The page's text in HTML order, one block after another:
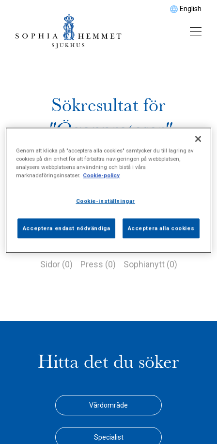
English
Sökresultat för
"Ögonproteser"
Sidor (0) Press (0) Sophianytt (0)
Hitta det du söker
Vårdområde
Specialist
Genom att klicka på "acceptera alla cookies" samtycker du till lagring av
cookies på din enhet för att förbättra navigeringen på webbplatsen,
analysera webbplatsens användning och bistå i våra
marknadsföringsinsatser. Cookie-policy
Cookie-inställningar
Acceptera endast nödvändiga Acceptera alla cookies